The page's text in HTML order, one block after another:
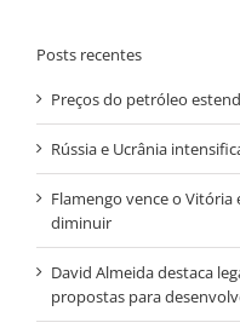
Posts recentes
Preços do petróleo
Rússia e Ucrânia
Flamengo vence o Vitória
diminuir
David Almeida destaca
propostas para